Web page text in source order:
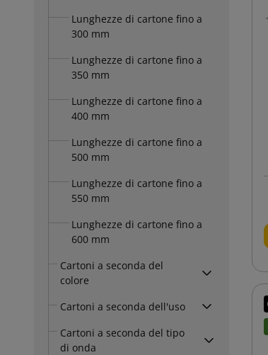
Lunghezze di cartone fino a
300 mm
Lunghezze di cartone fino a
350 mm
Lunghezze di cartone fino a
400 mm
Lunghezze di cartone fino a
500 mm
Lunghezze di cartone fino a
550 mm
Lunghezze di cartone fino a
600 mm
Cartoni a seconda del
colore
Cartoni a seconda dell'uso
Cartoni a seconda del tipo
di onda